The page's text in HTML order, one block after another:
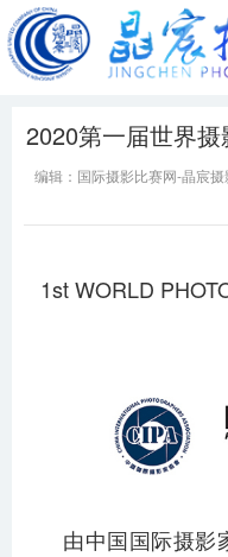
2020第一届世界
编辑：国际摄影比赛网-晶宸摄
1st WORLD
由中国国际摄影